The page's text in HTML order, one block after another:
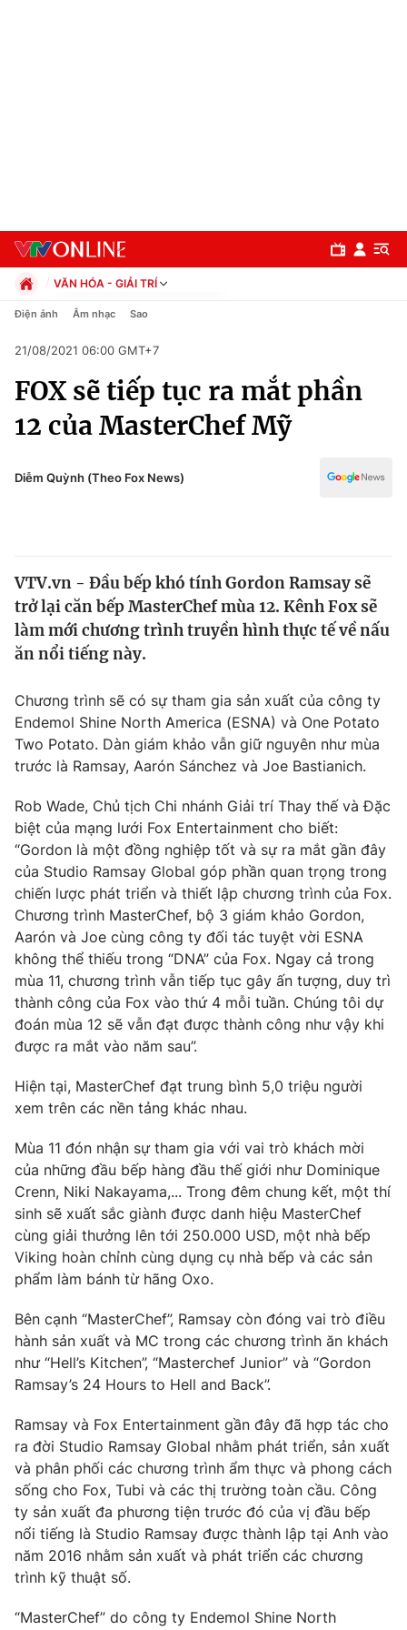
Chuyên mục
Chính trị
Thế giới
Tin tức
Thế giới đó đây
Câu chuyện quốc tế
Tài chính
Thị trường
Dữ liệu và đời sống
Phim VTV
Hậu trường
Nhân vật
Khán giả
Giải sao mai
Giải trí
Điện ảnh
Âm nhạc
Sao
Đời sống
Du lịch
Làm đẹp
Chất lượng cuộc sống
Giáo dục
Tuyển sinh
Học trực tuyến
Công nghệ
Hitech Công nghệ tương lai
Thị trường
Tư vấn
Giao lưu trực tuyến
Lịch phát sóng
Chuyên mục khác
Emagazine Podcast
Photo Infographic
VTV Money VTV Thể thao
Thị trường 24h Tấm lòng Việt
VTV4 Vươn mình bằng AI
VTV9 VTV8
Liên hệ tòa soạn English
VĂN HÓA - GIẢI TRÍ
Chính trị
Pháp luật
Kinh tế
Thể thao
Truyền hình
Y tế
Điện ảnh Âm nhạc Sao
21/08/2021 06:00 GMT+7
FOX sẽ tiếp tục ra mắt phần
12 của MasterChef Mỹ
Diễm Quỳnh (Theo Fox News)
VTV.vn - Đầu bếp khó tính Gordon Ramsay sẽ
trở lại căn bếp MasterChef mùa 12. Kênh Fox sẽ
làm mới chương trình truyền hình thực tế về nấu
ăn nổi tiếng này.
Chương trình sẽ có sự tham gia sản xuất của công ty
Endemol Shine North America (ESNA) và One Potato
Two Potato. Dàn giám khảo vẫn giữ nguyên như mùa
trước là Ramsay, Aarón Sánchez và Joe Bastianich.
Rob Wade, Chủ tịch Chi nhánh Giải trí Thay thế và Đặc
biệt của mạng lưới Fox Entertainment cho biết:
“Gordon là một đồng nghiệp tốt và sự ra mắt gần đây
của Studio Ramsay Global góp phần quan trọng trong
chiến lược phát triển và thiết lập chương trình của Fox.
Chương trình MasterChef, bộ 3 giám khảo Gordon,
Aarón và Joe cùng công ty đối tác tuyệt vời ESNA
không thể thiếu trong “DNA” của Fox. Ngay cả trong
mùa 11, chương trình vẫn tiếp tục gây ấn tượng, duy trì
thành công của Fox vào thứ 4 mỗi tuần. Chúng tôi dự
đoán mùa 12 sẽ vẫn đạt được thành công như vậy khi
được ra mắt vào năm sau”.
Hiện tại, MasterChef đạt trung bình 5,0 triệu người
xem trên các nền tảng khác nhau.
Mùa 11 đón nhận sự tham gia với vai trò khách mời
của những đầu bếp hàng đầu thế giới như Dominique
Crenn, Niki Nakayama,... Trong đêm chung kết, một thí
sinh sẽ xuất sắc giành được danh hiệu MasterChef
cùng giải thưởng lên tới 250.000 USD, một nhà bếp
Viking hoàn chỉnh cùng dụng cụ nhà bếp và các sản
phẩm làm bánh từ hãng Oxo.
Bên cạnh “MasterChef”, Ramsay còn đóng vai trò điều
hành sản xuất và MC trong các chương trình ăn khách
như “Hell’s Kitchen”, “Masterchef Junior” và “Gordon
Ramsay’s 24 Hours to Hell and Back”.
Ramsay và Fox Entertainment gần đây đã hợp tác cho
ra đời Studio Ramsay Global nhằm phát triển, sản xuất
và phân phối các chương trình ẩm thực và phong cách
sống cho Fox, Tubi và các thị trường toàn cầu. Công
ty sản xuất đa phương tiện trước đó của vị đầu bếp
nổi tiếng là Studio Ramsay được thành lập tại Anh vào
năm 2016 nhằm sản xuất và phát triển các chương
trình kỹ thuật số.
“MasterChef” do công ty Endemol Shine North